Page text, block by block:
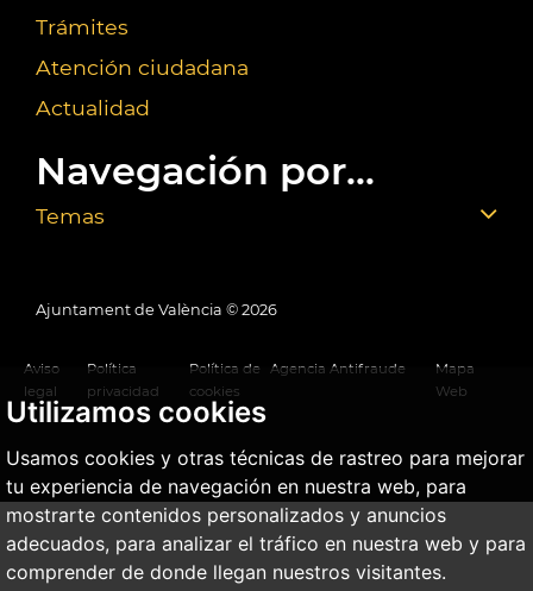
Utilizamos cookies
Usamos cookies y otras técnicas de rastreo para mejorar
tu experiencia de navegación en nuestra web, para
mostrarte contenidos personalizados y anuncios
adecuados, para analizar el tráfico en nuestra web y para
comprender de donde llegan nuestros visitantes.
Trámites
Atención ciudadana
Actualidad
Navegación por...
Temas
Ajuntament de València © 2026
Aviso
legal
Política
privacidad
Política de
cookies
Agencia Antifraude
Mapa
Web